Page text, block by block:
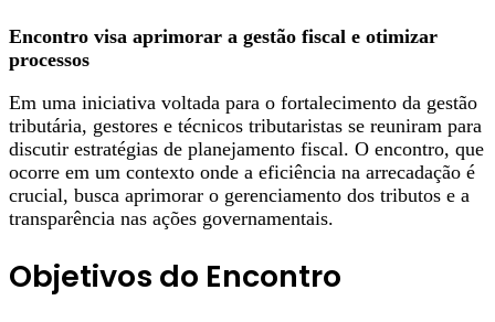
Encontro visa aprimorar a gestão fiscal e otimizar
processos
Em uma iniciativa voltada para o fortalecimento da gestão
tributária, gestores e técnicos tributaristas se reuniram para
discutir estratégias de planejamento fiscal. O encontro, que
ocorre em um contexto onde a eficiência na arrecadação é
crucial, busca aprimorar o gerenciamento dos tributos e a
transparência nas ações governamentais.
Objetivos do Encontro